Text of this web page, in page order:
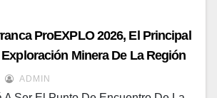
ProEXPLO 2026, El Principal
Minera De La Región
ADMIN